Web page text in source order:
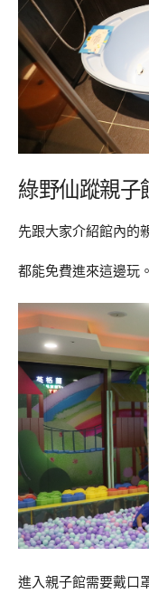
綠野仙蹤親子
先跟大家介紹館內的
都能免費進來這邊玩。
進入親子館需要戴口